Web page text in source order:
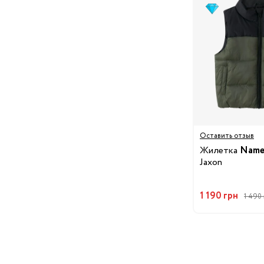
Электроприборы
Нагрудные сумки
Детский транспорт
Аксессуары для колясок
Автокресла
Аксессуары для
путешествий
путешествий
Оставить отзыв
Жилетка
Jaxon
1 190 грн 1 490